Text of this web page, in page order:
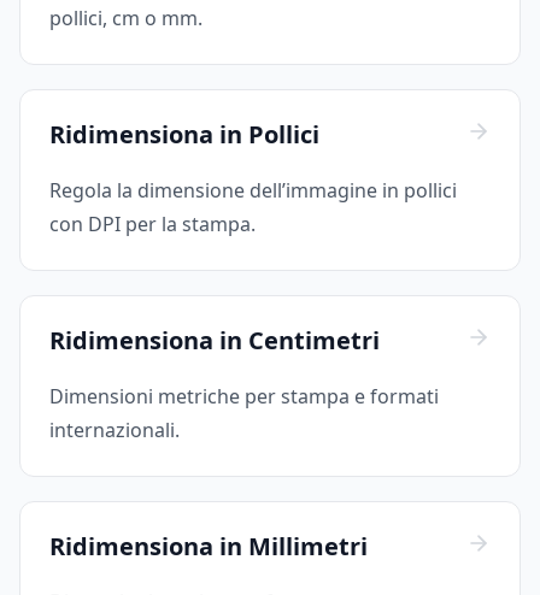
pollici, cm o mm.
Ridimensiona in Pollici
Regola la dimensione dell’immagine in pollici
con DPI per la stampa.
Ridimensiona in Centimetri
Dimensioni metriche per stampa e formati
internazionali.
Ridimensiona in Millimetri